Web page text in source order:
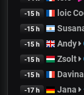
-15 h loic
-15 h
-15 h Andy
-15 h Zsolt
-15 h Davina
-17 h Jana